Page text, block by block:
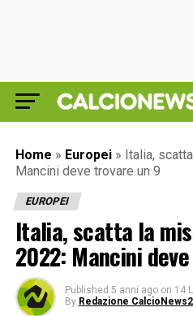
Home » Europei » Italia,
Mancini deve trovare un 9
EUROPEI
Italia, scatta la
2022: Mancini
Published 5 anni ago on 14
By Redazione